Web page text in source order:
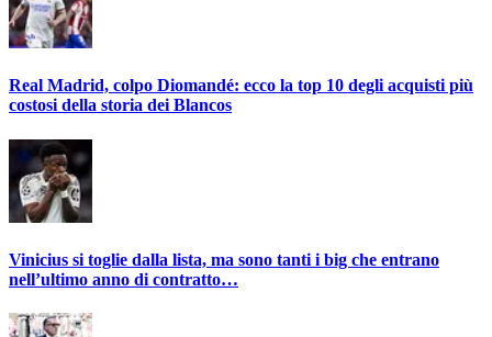
Real Madrid, colpo Diomandé: ecco la top 10 degli acquisti più
costosi della storia dei Blancos
Vinicius si toglie dalla lista, ma sono tanti i big che entrano
nell’ultimo anno di contratto…